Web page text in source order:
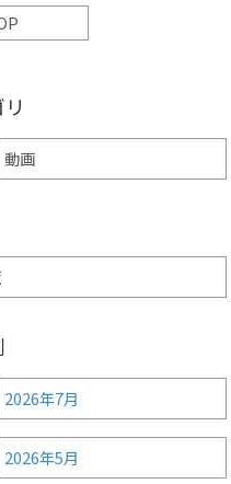
動画
2026年7月
2026年5月